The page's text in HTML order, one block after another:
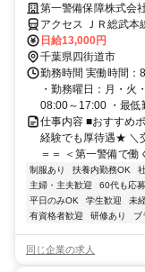
未経験歓迎★
第一警備保障株式会
アクセス ＪＲ総武本
西口徒歩約43分、Ｊ
交通費全額支給＊
日給13,000円
千葉県四街道市
勤務時間 実働時間：
・勤務曜日：月・火
08:00～17:00 ・最
仕事内容 ■おすすめ
経験でも厚待遇★ ＼
＝＝ ＜第一警備で
制服あり 扶養内勤務OK
主婦・主夫歓迎
60代も応
平日のみOK
学生歓迎 未
有資格者歓迎
研修あり ブ
同じ企業の求人